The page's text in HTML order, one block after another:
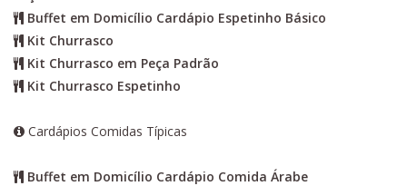
Buffet em Domicílio Cardápio Espetinho Básico
Kit Churrasco
Kit Churrasco em Peça Padrão
Kit Churrasco Espetinho
Cardápios Comidas Típicas
Buffet em Domicílio Cardápio Comida Árabe